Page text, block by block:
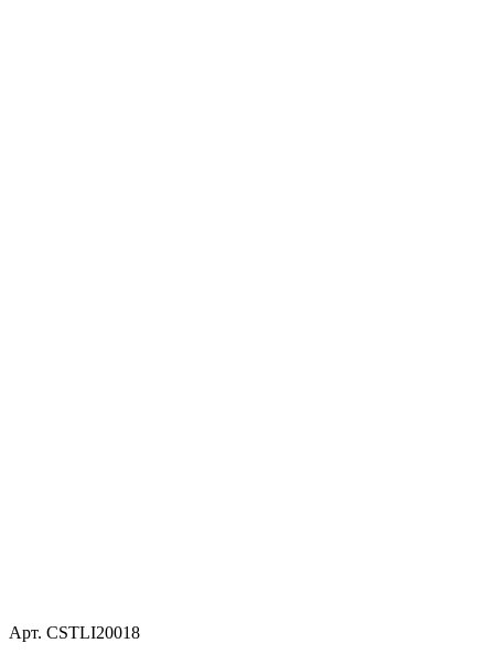
Арт. CSTLI20018